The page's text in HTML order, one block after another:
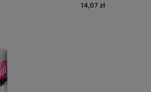
Cena
14,07 zł